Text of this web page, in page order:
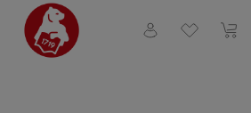
Tienes 0 El